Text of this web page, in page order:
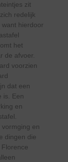
zit
redelijk
hierdoor
het
de afvoer.
voorzien
dat een
is. Een
en
en
dingen die